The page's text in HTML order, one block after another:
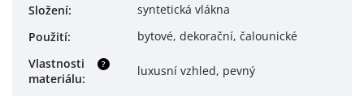
Složení:
syntetická vlákna
Použití: bytové, dekorační, čalounické
?
Vlastnosti
materiálu:
luxusní vzhled, pevný